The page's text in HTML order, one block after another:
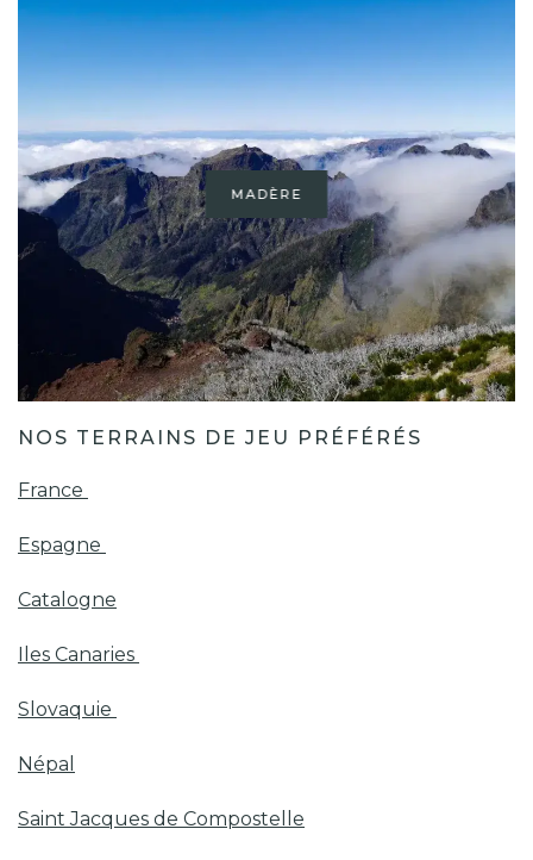
MADÈRE
NOS TERRAINS DE JEU PRÉFÉRÉS
France
Espagne
Catalogne
Iles Canaries
Slovaquie
Népal
Saint Jacques de Compostelle